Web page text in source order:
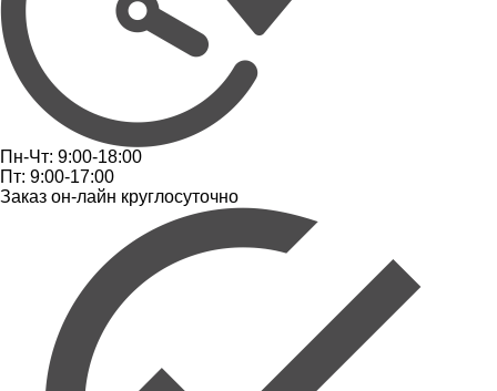
Пн-Чт: 9:00-18:00
Пт: 9:00-17:00
Заказ он-лайн круглосуточно